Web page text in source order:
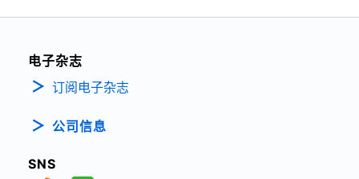
电子杂志
订阅电子杂志
公司信息
SNS